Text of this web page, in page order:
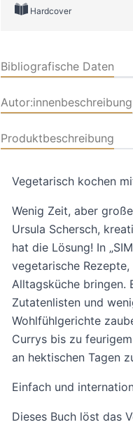
Hardcover
Bibliografische Daten
Autor:innenbeschreibung
Produktbeschreibung
Vegetarisch kochen
Wenig Zeit, aber
Ursula Schersch,
hat die Lösung! In
vegetarische
Alltagsküche bringen.
Zutatenlisten und
Wohlfühlgerichte
Currys bis zu
an hektischen Tagen
Einfach und
Dieses Buch löst das